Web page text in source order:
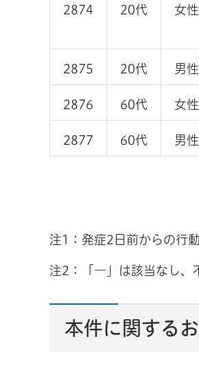
2874 20代 女性
2875 20代 男性
2876 60代 女性
2877 60代 男性
注1：発症2日前からの行
注2：「―」は該当なし、
本件に関する